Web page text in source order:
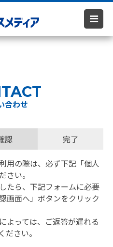
合わせ
認 完了
用の際は、必ず下記「個人
さい。
たら、下記フォームに必要
画面へ」ボタンをクリック
よっては、ご返答が遅れる
さい。